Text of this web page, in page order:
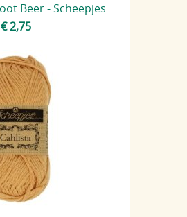
Beer - Scheepjes
€ 2,75